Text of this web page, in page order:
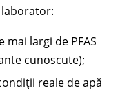
largi de PFAS
cunoscute);
reale de apă